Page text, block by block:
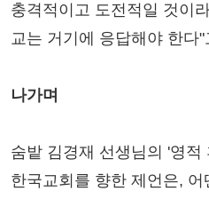
충격적이고 도전적일 것이
교는 거기에 응답해야 한다
나가며
숨밭 김경재 선생님의 '영적
한국교회를 향한 제언은,